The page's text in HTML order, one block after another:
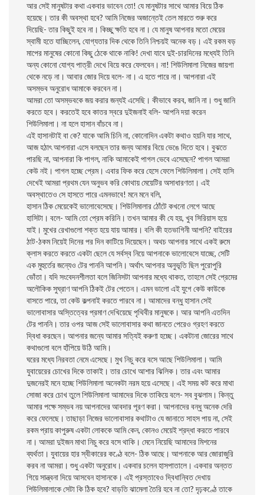
আর সেই মানুষটার কথা একবার ভাবেন তো! যে মানুষটার সাথে আমার বিয়ে ঠিক
হয়েছে। তার কী অবস্থা হবে? আমি নিজের অজান্তেই তেল মারতে শুরু করে
দিয়েছি- তার কিছুই হবে না। কিচ্ছু ক্ষতি হবে না। যে মানুষ আপনার মতো মেয়ের
স্বামী হতে যাচ্ছিলেন, যোগ্যতার দিক থেকে তিনি নিশ্চয়ই অনেক বড়। এই রকম বড়
মাপের মানুষের কোনো কিছু ঠেকে থাকে নাকি! দেখা যাবে দুই-চারদিনের মধ্যেই তিনি
অন্য কোনো যোগ্য পাত্রী দেখে বিয়ে করে ফেলবেন। না! শিউলিমালা নিজের জায়গা
থেকে নড়ে না। আবার জোর দিয়ে বলে- না। এ হতে পারে না। আপনারা এই
অসম্ভব অনুরোধ আমাকে করবেন না।
আমরা তো অসম্ভবকে জয় করার জন্যই এসেছি। কীভাবে করব, জানি না। শুধু জানি
করতে হবে। করতেই হবে কাতর স্বরে দুইজনাই বলি- আপনি দয়া করেন
শিউলিমালা। না হলে হাসান বাঁচবে না।
এই হাসানটাই বা কে? যাকে আমি চিনি না, কোনোদিন একটা কথাও হয়নি যার সাথে,
আজ হঠাৎ আপনারা এসে বলছেন তার জন্য আমার বিয়ে ভেঙে দিতে হবে। বুঝতে
পারছি না, আপনারা কি পাগল, নাকি আমাকেই পাগল ভেবে এসেছেন? পাগল আমরা
কেউ নই। পাগল হচ্ছে প্রেম। এবার ফিক করে হেসে ফেলে শিউলিমালা। সেই হাসি
দেখেই আমরা প্রথম যেন অনুভব করি কোথায় মেয়েটির অসাধারণতা। এই
অবস্থাতেও সে হাসতে পারে এমনভাবে! মনে মনে বলি,
হাসান ঠিক মেয়েকেই ভালোবেসেছে। শিউলিমালার ঠোঁটে কখনো লেগে আছে
হাসিটা। বলে- আমি তো প্রেম করিনি। তখন আমার কী যে হয়, খুব সিরিয়াস হয়ে
যাই। মুখের রেখাগুলো শক্ত হয়ে যায় আমার। বলি কী হতভাগিনী আপনি? বাইরের
ঠাট-ঠকম নিয়েই দিনের পর দিন কাটিয়ে দিয়েছেন। অথচ আপনার সাথে একই রুমে
ক্লাস করতে করতে একটা ছেলে যে সর্বস্ব নিয়ে আপনাকে ভালোবেসে যাচ্ছে, সেটি
এক মুহুর্তের জন্যেও টের পাননি আপনি। অর্থাৎ আপনার অনুভূতি ছিল পুরোপুরি
ভোঁতা। যদি সংবেদনশীলতা বলে জিনিসটা আপনার মধ্যে থাকত, তাহলে সেই প্রেমের
অলৌকিক সুঘ্রাণ আপনি ঠিকই টের পেতেন। এমন ভালো এই যুগে কেউ কাউকে
বাসতে পারে, তা কেউ কল্পনাই করতে পারবে না। আমাদের বন্ধু হাসান সেই
ভালোবাসার অস্তিত্বের প্রমাণ দেখিয়েছে পৃথিবীর মানুষকে। আর আপনি এতদিন
টের পাননি। তার ওপর আজ সেই ভালোবাসার কথা জানতে পেরেও গ্রহণ করতে
দ্বিধা করছেন। আপনার জন্যে আমার সত্যিই করুণা হচ্ছে। একটানা জোরের সাথে
কথাগুলো বলে হাঁপিয়ে উঠি আমি।
ঘরের মধ্যে নিরবতা নেমে এসেছে। মুখ নিচু করে বসে আছে শিউলিমালা। আমি
যুবায়েরের চোখের দিকে তাকাই। তার চোখে আশার ঝিলিক। তার এবং আমার
দুজনেরই মনে হচ্ছে শিউলিমালা অনেকটা নরম হয়ে এসেছে। এই সময় কট করে মাথা
সোজা করে চোখ তুলে শিউলিমালা আমাদের দিকে তাকিয়ে বলে- সব বুঝলাম। কিন্তু
আমার পক্ষে সম্ভব নয় আপনাদের আবদার পূরণ করা। আপনাদের বন্ধু অনেক দেরি
করে ফেলেছে। তাছাড়া নিজের ভালোবাসার কথাটাও যে জানাতে সাহস পায় না, সেই
রকম প্রায় কাপুরুষ একটা লোককে আমি কেন, কোনও মেয়েই শ্রদ্ধা করতে পারবে
না। আমরা দুইজন মাথা নিচু করে বসে থাকি। মেনে নিয়েছি আমাদের মিশনের
ব্যর্থতা। যুবায়ের হার স্বীকারের কণ্ঠে বলে- ঠিক আছে। আপনাকে আর জোরাজুরি
করব না আমরা। শুধু একটা অনুরোধ। একবার চলেন হাসপাতালে। একবার অন্তত
গিয়ে সান্ত্বনা দিয়ে আসবেন হাসানকে। এই প্রস্তাবেও দ্বিধান্বিত দেখায়
শিউলিমালাকে সেটা কি ঠিক হবে? বাড়তি ঝামেলা তৈরি হবে না তো? দৃঢ়কণ্ঠে তাকে